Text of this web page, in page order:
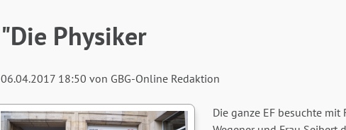
"Die Physiker
06.04.2017 18:50 von GBG-Online Redaktion
Die ganze EF besuchte mit